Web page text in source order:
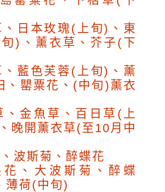
日本玫瑰(上旬)、東
)、薰衣草、芥子(下
藍色芙蓉(上旬)、薰
、罌粟花、(中旬)薰衣
、金魚草、百日草(上
晚開薰衣草(至10月中
波斯菊、醉蝶花
、大波斯菊、醉蝶
薄荷(中旬)